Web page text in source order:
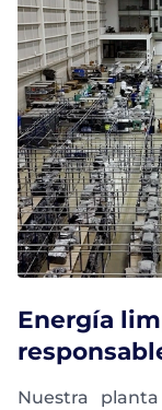
Energía
Nuestra